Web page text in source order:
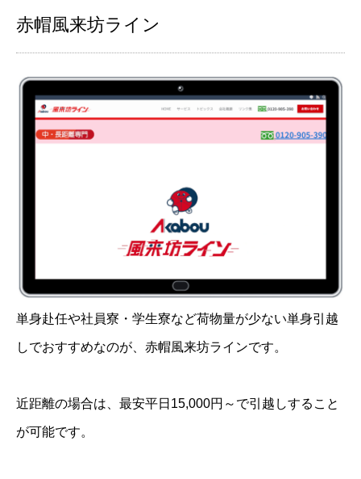
赤帽風来坊ライン
単身赴任や社員寮・学生寮など荷物量が少ない単身引越
しでおすすめなのが、赤帽風来坊ラインです。
近距離の場合は、最安平日15,000円～で引越しすること
が可能です。